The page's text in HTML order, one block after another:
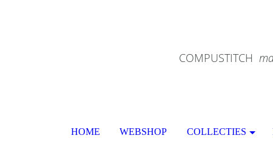
COMPUSTITCH
HOME WEBSHOP COLLECTIES